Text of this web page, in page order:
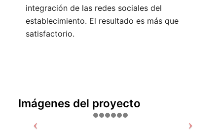
integración de las redes sociales del
establecimiento. El resultado es más que
satisfactorio.
Imágenes del proyecto